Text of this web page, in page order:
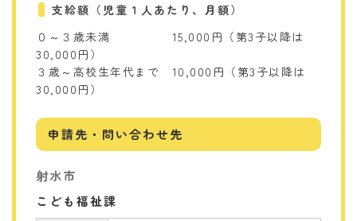
支給額（児童１人あたり、月額）
０～３歳未満 15,000円（第3子以降は
30,000円）
３歳～高校生年代まで 10,000円（第3子以降は
30,000円）
申請先・問い合わせ先
射水市
こども福祉課